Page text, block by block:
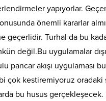
yapıyorlar.
önemli kararlar
geçerlidir. Turhal da bu
değil.Bu uygulamalar
pancar akışı uygulaması
çok kestiremiyoruz
bu husus